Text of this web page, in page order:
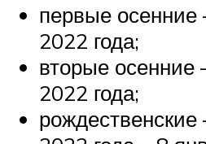
первые осенние
2022 года;
вторые осенние
2022 года;
рождественские